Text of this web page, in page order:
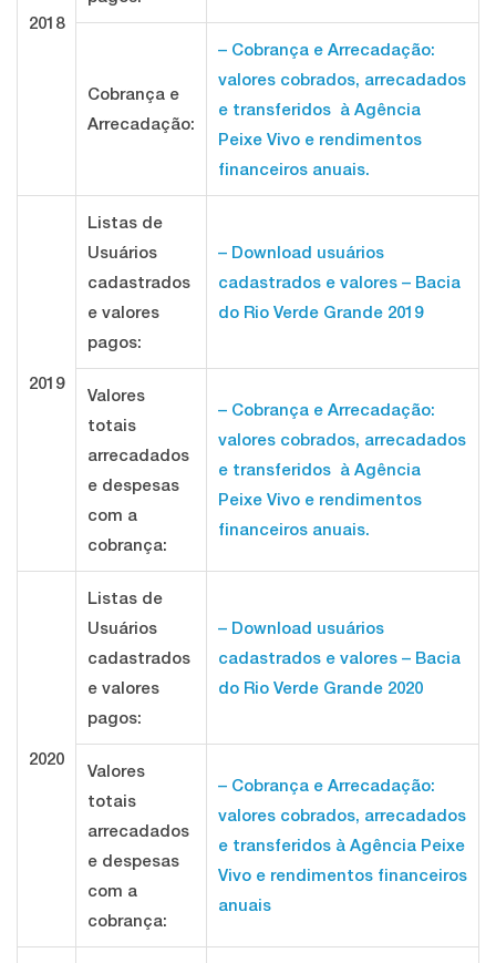
2018
Cobrança e
Arrecadação:
– Cobrança e Arrecadação:
valores cobrados, arrecadados
e transferidos à Agência
Peixe Vivo e rendimentos
financeiros anuais.
2019
Listas de
Usuários
cadastrados
e valores
pagos:
– Download usuários
cadastrados e valores – Bacia
do Rio Verde Grande 2019
Valores
totais
arrecadados
e despesas
com a
cobrança:
– Cobrança e Arrecadação:
valores cobrados, arrecadados
e transferidos à Agência
Peixe Vivo e rendimentos
financeiros anuais.
2020
Listas de
Usuários
cadastrados
e valores
pagos:
– Download usuários
cadastrados e valores – Bacia
do Rio Verde Grande 2020
Valores
totais
arrecadados
e despesas
com a
cobrança:
– Cobrança e Arrecadação:
valores cobrados, arrecadados
e transferidos à Agência Peixe
Vivo e rendimentos financeiros
anuais